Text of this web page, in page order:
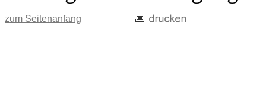
zum Seitenanfang